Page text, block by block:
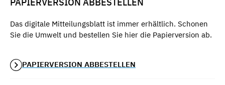
PAPIERVERSION ABBESTELLEN
Das digitale Mitteilungsblatt ist immer erhältlich. Schonen
Sie die Umwelt und bestellen Sie hier die Papierversion ab.
PAPIERVERSION ABBESTELLEN